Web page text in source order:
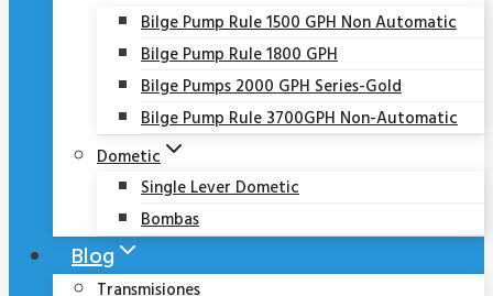
Bilge Pump Rule 1500 GPH Non Automatic
Bilge Pump Rule 1800 GPH
Bilge Pumps 2000 GPH Series-Gold
Bilge Pump Rule 3700GPH Non-Automatic
Dometic
Single Lever Dometic
Bombas
Blog
Transmisiones